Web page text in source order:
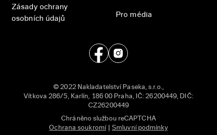
Zásady ochrany
osobních údajů
Pro média
© 2022 Nakladatelství Paseka, s.r.o.,
Vítkova 286/5, Karlín, 186 00 Praha, IČ: 26200449, DIČ:
CZ26200449
Chráněno službou reCAPTCHA
Ochrana soukromí
Smluvní podmínky